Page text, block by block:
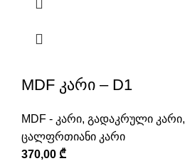
MDF კარი – D1
MDF - კარი, გადაკრული კარი,
ცალფრთიანი კარი
370,00 ₾